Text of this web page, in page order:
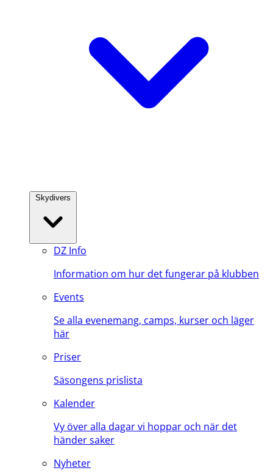
Skydivers
DZ Info
Information om hur det fungerar på klubben
Events
Se alla evenemang, camps, kurser och läger
här
Priser
Säsongens prislista
Kalender
Vy över alla dagar vi hoppar och när det
händer saker
Nyheter